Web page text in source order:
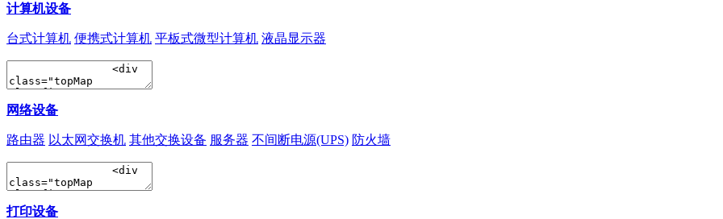
计算机设备
台式计算机 便携式计算机 平板式微型计算机 液晶显示器
网络设备
路由器 以太网交换机 其他交换设备 服务器 不间断电源(UPS) 防火墙
打印设备